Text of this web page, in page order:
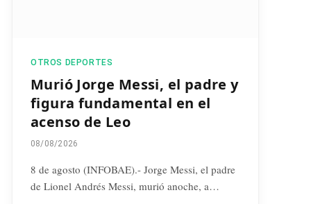
OTROS DEPORTES
Murió Jorge Messi, el padre y
figura fundamental en el
acenso de Leo
08/08/2026
8 de agosto (INFOBAE).- Jorge Messi, el padre
de Lionel Andrés Messi, murió anoche, a…